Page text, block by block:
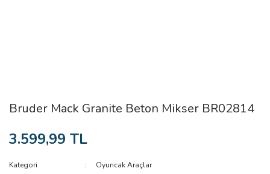
Bruder Mack Granite Beton Mikser BR02814
3.599,99 TL
Kategori
Oyuncak Araçlar